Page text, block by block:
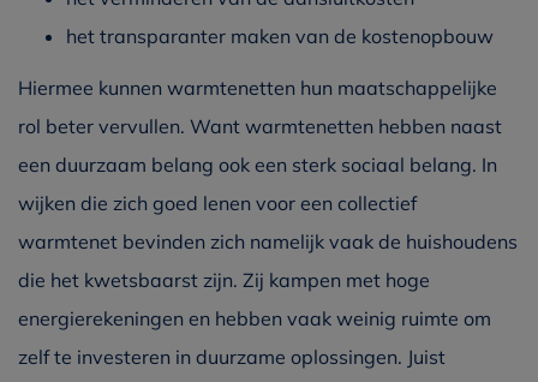
het transparanter maken van de kostenopbouw
Hiermee kunnen warmtenetten hun maatschappelijke
rol beter vervullen. Want warmtenetten hebben naast
een duurzaam belang ook een sterk sociaal belang. In
wijken die zich goed lenen voor een collectief
warmtenet bevinden zich namelijk vaak de huishoudens
die het kwetsbaarst zijn. Zij kampen met hoge
energierekeningen en hebben vaak weinig ruimte om
zelf te investeren in duurzame oplossingen. Juist